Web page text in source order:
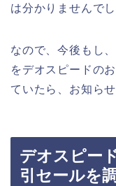
は分かりませんでし
なので、今後もし
をデオスピードの
ていたら、お知ら
デオスピー
引セールを